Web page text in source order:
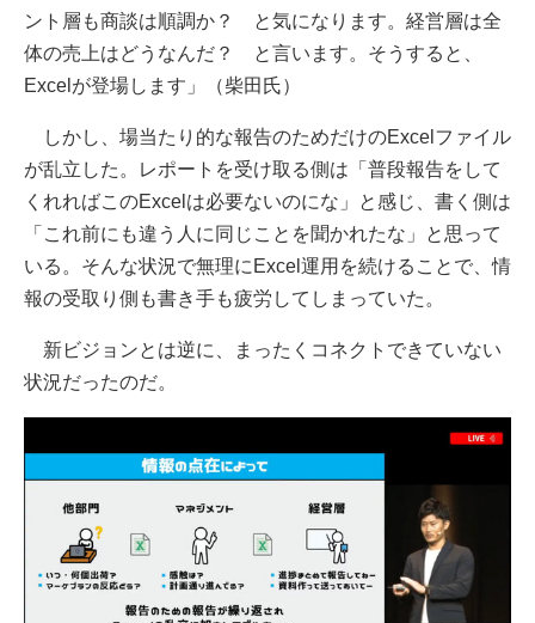
ント層も商談は順調か？ と気になります。経営層は全
体の売上はどうなんだ？ と言います。そうすると、
Excelが登場します」（柴田氏）
しかし、場当たり的な報告のためだけのExcelファイル
が乱立した。レポートを受け取る側は「普段報告をして
くれればこのExcelは必要ないのにな」と感じ、書く側は
「これ前にも違う人に同じことを聞かれたな」と思って
いる。そんな状況で無理にExcel運用を続けることで、情
報の受取り側も書き手も疲労してしまっていた。
新ビジョンとは逆に、まったくコネクトできていない
状況だったのだ。